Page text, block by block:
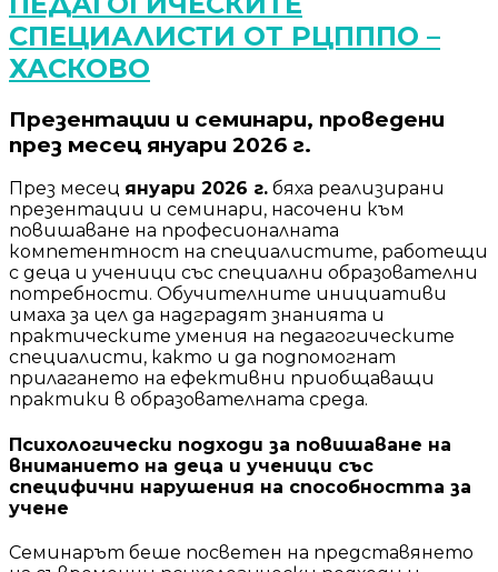
СПЕЦИАЛИСТИ ОТ РЦПППО –
ХАСКОВО
Презентации и семинари, проведени
през месец януари 2026 г.
През месец януари 2026 г. бяха реализирани
презентации и семинари, насочени към
повишаване на професионалната
компетентност на специалистите, работещи
с деца и ученици със специални образователни
потребности. Обучителните инициативи
имаха за цел да надградят знанията и
практическите умения на педагогическите
специалисти, както и да подпомогнат
прилагането на ефективни приобщаващи
практики в образователната среда.
Психологически подходи за повишаване на
вниманието на деца и ученици със
специфични нарушения на способността за
учене
Семинарът беше посветен на представянето